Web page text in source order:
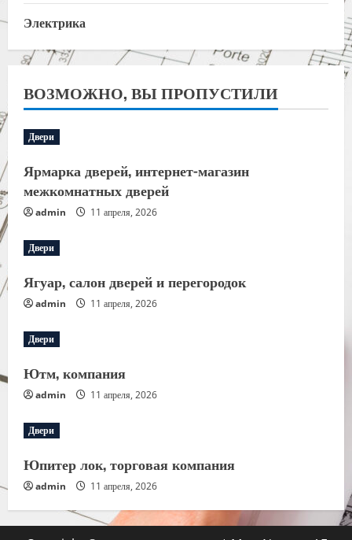
Электрика
ВОЗМОЖНО, ВЫ ПРОПУСТИЛИ
Двери
Ярмарка дверей, интернет-магазин
межкомнатных дверей
admin 11 апреля, 2026
Двери
Ягуар, салон дверей и перегородок
admin 11 апреля, 2026
Двери
Ютм, компания
admin 11 апреля, 2026
Двери
Юпитер лок, торговая компания
admin 11 апреля, 2026